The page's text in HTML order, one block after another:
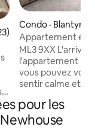
moyenne de 5 sur 5,
Condo · Blantyre
Appartement
parking gratuit
ML3 9XX L'arrivée autonome avec tout
l'appartement
vous pouvez
sentir calme et
avec une salle de
pour que vous
cuisine propre et
pour les